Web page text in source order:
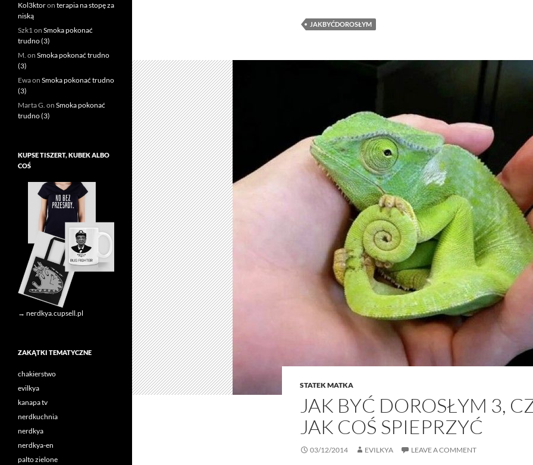
JAKBYĆDOROSŁYM
STATEK MATKA
JAK BYĆ DOROSŁYM 3,
JAK COŚ SPIEPRZYĆ
03/12/2014 EVILKYA LEAVE A COMMENT
Kol3ktoron terapia na stopę za
niską
Szk1on Smoka pokonać
trudno (3)
M. on Smoka pokonać trudno
(3)
Ewaon Smoka pokonać trudno
(3)
Marta G. on Smoka pokonać
trudno (3)
KUPSE TISZERT, KUBEK ALBO
COŚ
→ nerdkya.cupsell.pl
ZAKĄTKI TEMATYCZNE
chakierstwo
evilkya
kanapa tv
nerdkuchnia
nerdkya
nerdkya-en
palto zielone